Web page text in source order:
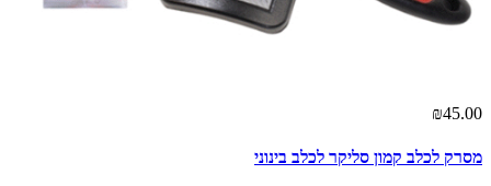
₪45.00
מסרק לכלב קמון סליקר לכלב בינוני